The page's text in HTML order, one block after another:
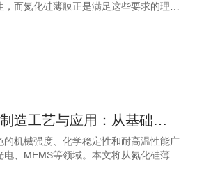
而氮化硅薄膜正是满足这些要求的理想
用实例。
氮化硅薄膜的制造工艺与应用：从基础到前沿
的机械强度、化学稳定性和耐高温性能广
、MEMS等领域。本文将从氮化硅薄膜
料的技术价值与市场潜力。